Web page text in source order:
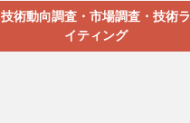
技術動向調査・市場調査・技術ラ
イティング